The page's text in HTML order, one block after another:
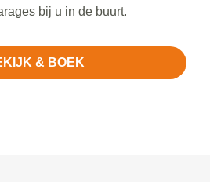
bij u in de buurt.
& BOEK